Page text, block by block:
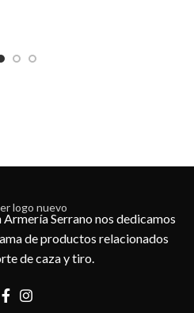
Armería Serrano nos dedicamos
de productos relacionados
de caza y tiro.